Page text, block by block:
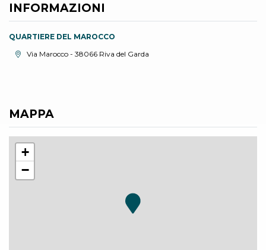
INFORMAZIONI
QUARTIERE DEL MAROCCO
Località:Via Marocco - 38066 Riva del Garda
MAPPA
+
−